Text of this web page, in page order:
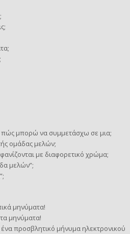
πώς μπορώ να συμμετάσχω σε μια;
ομάδας μελών;
με διαφορετικό χρώμα;
μελών”;
μηνύματα!
μηνύματα!
προσβλητικό μήνυμα ηλεκτρονικού